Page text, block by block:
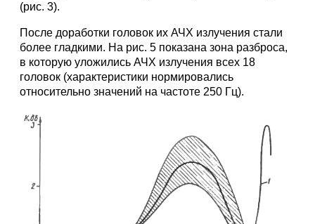
(рис. 3).
После доработки головок их АЧХ излучения стали
более гладкими. На рис. 5 показана зона разброса,
в которую уложились АЧХ излучения всех 18
головок (характеристики нормировались
относительно значений на частоте 250 Гц).